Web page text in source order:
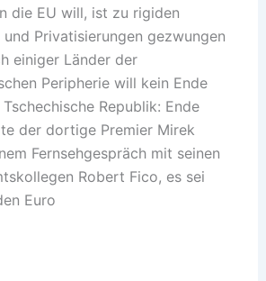
die EU will, ist zu rigiden
und Privatisierungen gezwungen
einiger Länder der
Peripherie will kein Ende
Republik: Ende
der dortige Premier Mirek
Fernsehgespräch mit seinen
Robert Fico, es sei
Euro